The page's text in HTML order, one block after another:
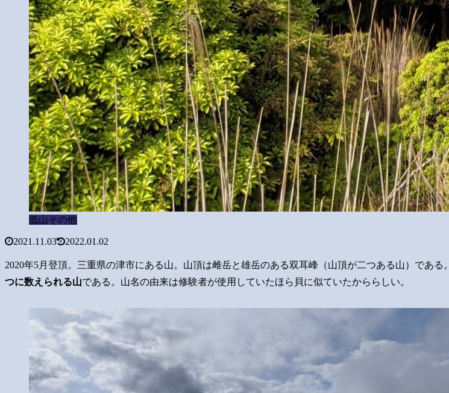
低山その他
2021.11.03 2022.01.02
2020年5月登頂。三重県の津市にある山。山頂は雌岳と雄岳のある双耳峰（山頂が二つある山）である。
つに数えられる山である。山名の由来は修験者が使用していたほら貝に似ていたかららしい。